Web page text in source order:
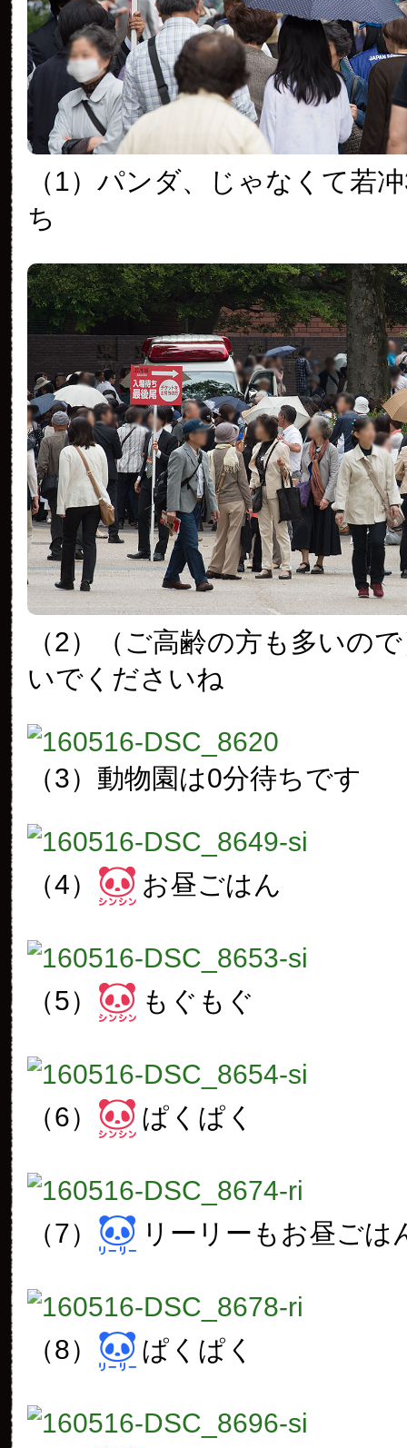
（1）パンダ、じゃなくて若
ち
（2）（ご高齢の方も多いの
いでくださいね
（3）動物園は0分待ちです
（4） お昼ごはん
（5） もぐもぐ
（6） ぱくぱく
（7） リーリーもお昼ごは
（8） ぱくぱく